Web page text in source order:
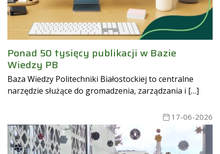
Ponad 50 tysięcy publikacji w Bazie
Wiedzy PB
Baza Wiedzy Politechniki Białostockiej to centralne
narzędzie służące do gromadzenia, zarządzania i […]
17-06-2026